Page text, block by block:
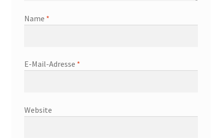
Name *
E-Mail-Adresse *
Website